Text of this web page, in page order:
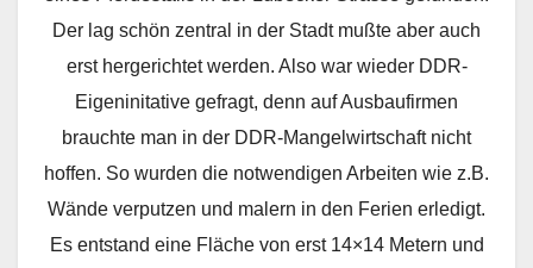
Der lag schön zentral in der Stadt mußte aber auch
erst hergerichtet werden. Also war wieder DDR-
Eigeninitative gefragt, denn auf Ausbaufirmen
brauchte man in der DDR-Mangelwirtschaft nicht
hoffen. So wurden die notwendigen Arbeiten wie z.B.
Wände verputzen und malern in den Ferien erledigt.
Es entstand eine Fläche von erst 14×14 Metern und